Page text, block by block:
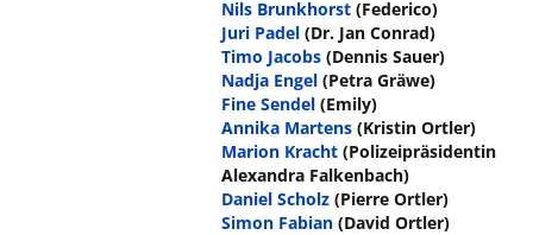
Nils Brunkhorst (Federico)
Juri Padel (Dr. Jan Conrad)
Timo Jacobs (Dennis Sauer)
Nadja Engel (Petra Gräwe)
Fine Sendel (Emily)
Annika Martens (Kristin Ortler)
Marion Kracht (Polizeipräsidentin
Alexandra Falkenbach)
Daniel Scholz (Pierre Ortler)
Simon Fabian (David Ortler)